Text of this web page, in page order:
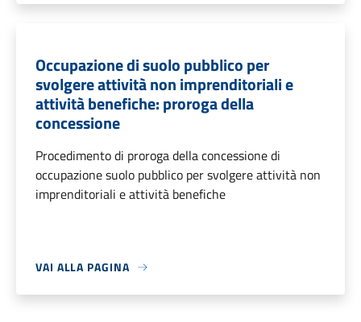
Occupazione di suolo pubblico per
svolgere attività non imprenditoriali e
attività benefiche: proroga della
concessione
Procedimento di proroga della concessione di
occupazione suolo pubblico per svolgere attività non
imprenditoriali e attività benefiche
VAI ALLA PAGINA